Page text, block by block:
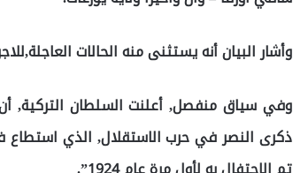
وأشار البيان أنه يستثنى منه الحالات
ذكرى النصر في حرب الاستقلال, الذي استطاع